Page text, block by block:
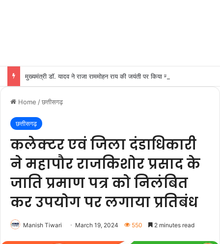
मुख्यमंत्री डॉ. यादव ने राजा राममोहन राय की जयंती पर किया नमन
Home /छत्तीसगढ़
छत्तीसगढ़
कलेक्टर एवं जिला दंडाधिकारी
ने महापौर राजकिशोर प्रसाद के
जाति प्रमाण पत्र को निलंबित
कर उपयोग पर लगाया प्रतिबंध
Manish Tiwari March 19, 2024 550 2 minutes read